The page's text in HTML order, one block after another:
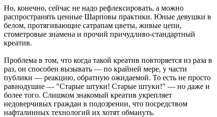
Но, конечно, сейчас не надо рефлексировать, а можно
распространять ценные Шарповы практики. Юные девушки в
белом, протягивающие сатрапам цветы, живые цепи,
стометровые знамена и прочий причудливо-стандартный
креатив.
Проблема в том, что когда такой креатив повторяется из раза в
раз, он способен вызывать — по крайней мере, у части
публики — реакцию, обратную ожидаемой. То есть не просто
равнодушие — "Старые штуки! Старые штуки!" — но даже и
более того. Слишком знакомый креатив укрепляет
недоверчивых граждан в подозрении, что посредством
нафталинных технологий их хотят обмануть.